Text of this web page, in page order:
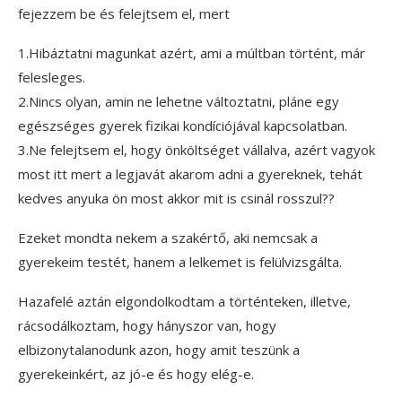
fejezzem be és felejtsem el, mert
1.Hibáztatni magunkat azért, ami a múltban történt, már
felesleges.
2.Nincs olyan, amin ne lehetne változtatni, pláne egy
egészséges gyerek fizikai kondíciójával kapcsolatban.
3.Ne felejtsem el, hogy önköltséget vállalva, azért vagyok
most itt mert a legjavát akarom adni a gyereknek, tehát
kedves anyuka ön most akkor mit is csinál rosszul??
Ezeket mondta nekem a szakértő, aki nemcsak a
gyerekeim testét, hanem a lelkemet is felülvizsgálta.
Hazafelé aztán elgondolkodtam a történteken, illetve,
rácsodálkoztam, hogy hányszor van, hogy
elbizonytalanodunk azon, hogy amit teszünk a
gyerekeinkért, az jó-e és hogy elég-e.